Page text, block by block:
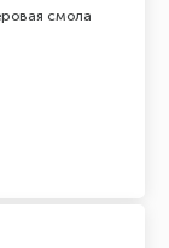
смола